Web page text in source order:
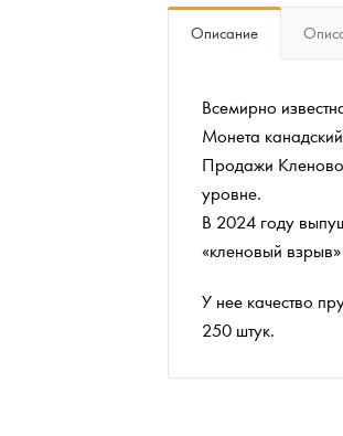
Наборы подарочных и
Книги по нумизматике
Описание
Всемирно
Монета
Продажи
уровне.
В 2024 году
«кленовый
У нее качество
250 штук.